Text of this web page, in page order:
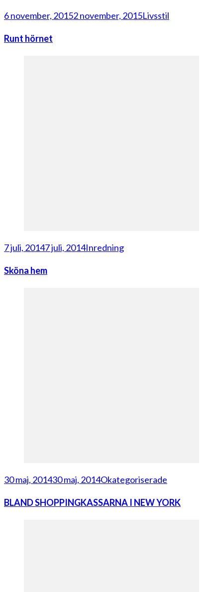
6 november, 20152 november, 2015Livsstil
Runt hörnet
7 juli, 20147 juli, 2014Inredning
Sköna hem
30 maj, 201430 maj, 2014Okategoriserade
BLAND SHOPPINGKASSARNA I NEW YORK